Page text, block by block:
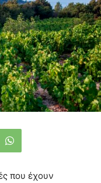
που έχουν